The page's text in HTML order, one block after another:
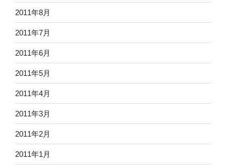
2011年8月
2011年7月
2011年6月
2011年5月
2011年4月
2011年3月
2011年2月
2011年1月